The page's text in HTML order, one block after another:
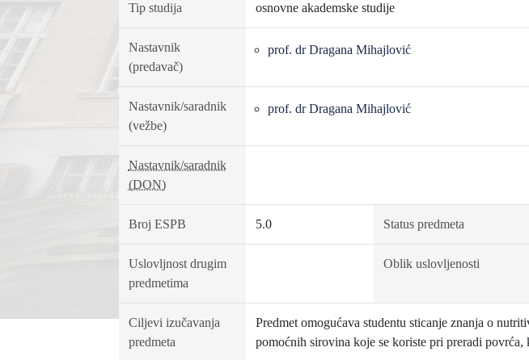
Tip studija osnovne akademske studije
Nastavnik
(predavač)
prof. dr Dragana Mihajlović
Nastavnik/saradnik
(vežbe)
prof. dr Dragana Mihajlović
Nastavnik/saradnik
(DON)
Broj ESPB 5.0 Status predmeta
Uslovljnost drugim
predmetima
Oblik uslovljenosti
Ciljevi izučavanja
predmeta
Predmet omogućava studentu sticanje znanja o
pomoćnih sirovina koje se koriste pri preradi